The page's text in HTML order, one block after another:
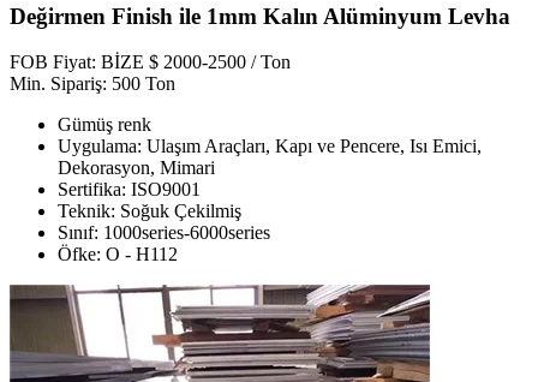
Değirmen Finish ile 1mm Kalın Alüminyum Levha
FOB Fiyat: BİZE $ 2000-2500 / Ton
Min. Sipariş: 500 Ton
Gümüş renk
Uygulama: Ulaşım Araçları, Kapı ve Pencere, Isı Emici,
Dekorasyon, Mimari
Sertifika: ISO9001
Teknik: Soğuk Çekilmiş
Sınıf: 1000series-6000series
Öfke: O - H112